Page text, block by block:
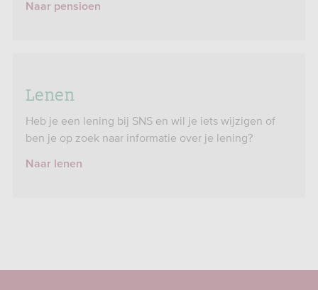
Naar pensioen
Lenen
Heb je een lening bij SNS en wil je iets wijzigen of
ben je op zoek naar informatie over je lening?
Naar lenen